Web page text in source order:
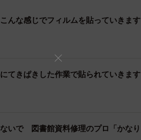
すいので、動画で使用している、端
ー専用のものさしを使っていただけれ
せますとハードカバーの溝などにもフ
んな感じでフィルムを貼っていきます
てきぱきした作業で貼られていきます
いで 図書館資料修理のプロ「かなり